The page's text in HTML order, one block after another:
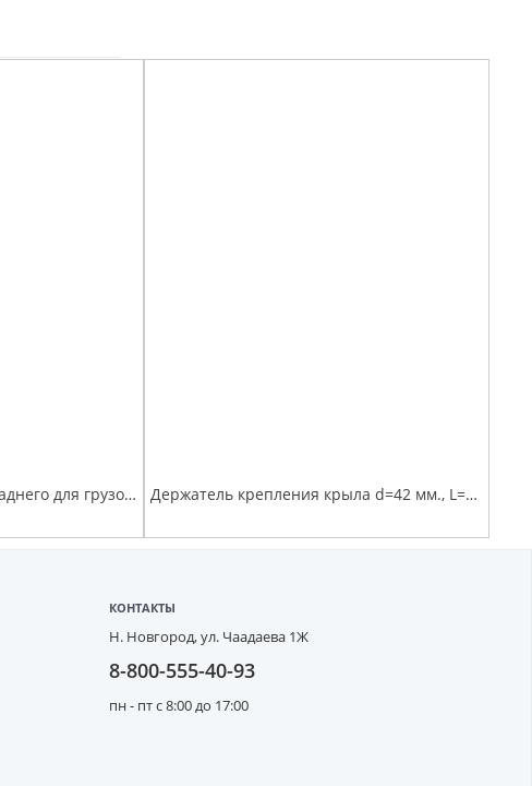
Кронштейн брызговика заднего для грузовых автомобилей (под трубу D 34 мм) 3мм Держатель крепления крыла d=42 мм., L=620мм.
КОНТАКТЫ
Н. Новгород,ул. Чаадаева 1Ж
8-800-555-40-93
пн - пт с 8:00 до 17:00